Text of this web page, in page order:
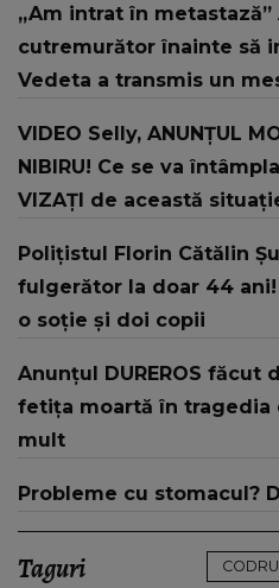
„Am intrat în metastază”
cutremurător înainte să
Vedeta a transmis un
VIDEO Selly, ANUNȚUL
NIBIRU! Ce se va
VIZAȚI de această
Polițistul Florin Cătălin
fulgerător la doar 44
o soție și doi copii
Anunțul DUREROS făcut
fetița moartă în tragedia
mult
Probleme cu stomacul?
Taguri